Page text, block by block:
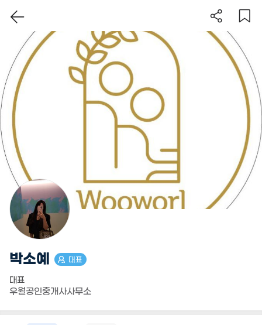
박소예 대표
대표
우월공인중개사사무소
이 지역 보기